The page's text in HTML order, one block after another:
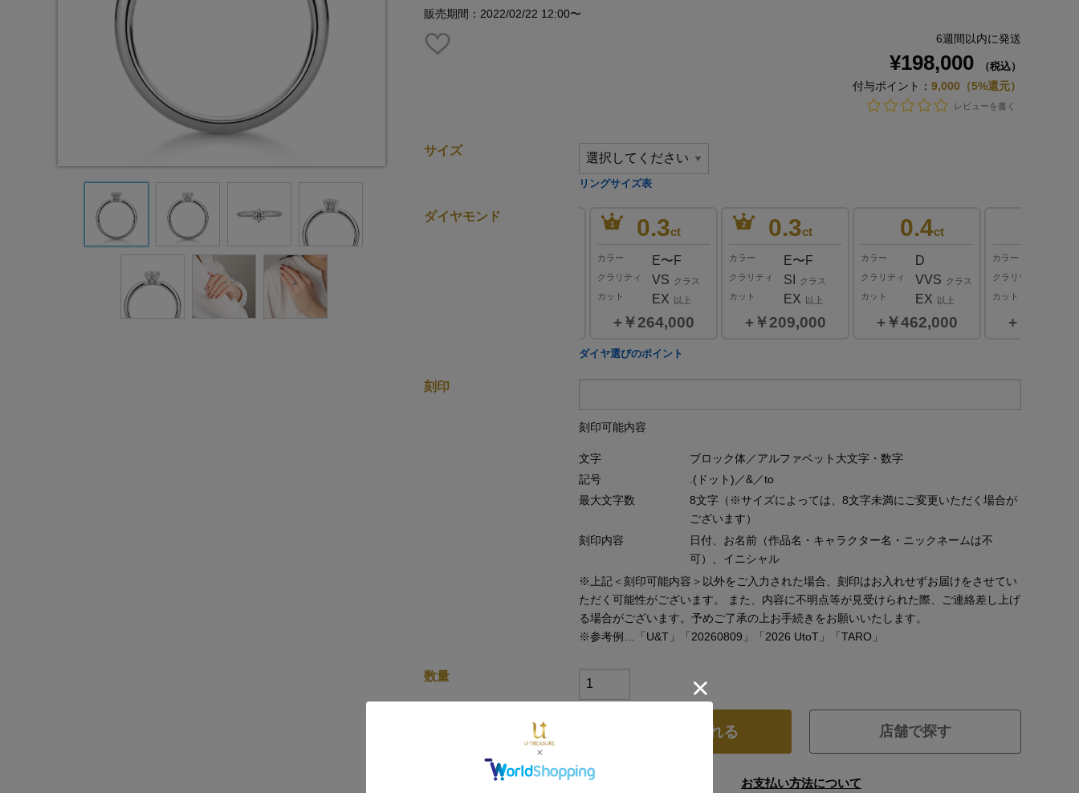
販売期間：2022/02/22 12:00〜
6週間以内に発送
¥198,000 （税込）
付与ポイント： 9,000（5%還元）
レビューを書く
サイズ
リングサイズ表
ダイヤモンド
0.2
VVS クラス
EX
￥264,000
0.2
カラー E〜F
クラリティ
クラス
カット
EX 以上
￥220,000
1 0.3ct
カラー E〜F
クラリティ VS クラス
カット
EX 以上
￥264,000
2 0.3ct
カラー E〜F
クラリティ SI
クラス
カット
EX 以上
￥209,000
0.4ct
カラー D
クラリティ VVS クラス
カット
EX 以上
￥462,000
カラー
クラリティ
カット
￥
0.2
クラリティ
VVS,VS,SI
クラリティ
ダイヤ選びのポイント
刻印
刻印可能内容
文字
ブロック体／アルファベット大文字・数字
記号
.(ドット)／&／to
最大文字数
8文字（※サイズによっては、8文字未満にご変更いただく場合が
ございます）
刻印内容
日付、お名前（作品名・キャラクター名・ニックネームは不
可）、イニシャル
※上記＜刻印可能内容＞以外をご入力された場合、刻印はお入れせずお届けをさせてい
ただく可能性がございます。 また、内容に不明点等が見受けられた際、ご連絡差し上げ
る場合がございます。予めご了承の上お手続きをお願いいたします。
※参考例…「U&T」「20260809」「2026 UtoT」「TARO」
数量
カートに入れる 店舗で探す
お支払い方法について